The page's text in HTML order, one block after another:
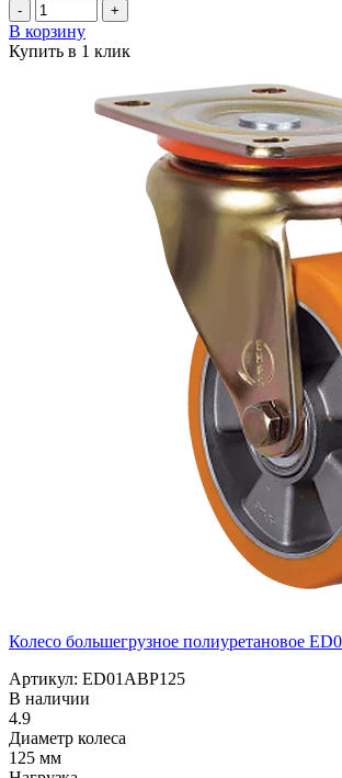
- +
В корзину
Купить в 1 клик
Колесо большегрузное полиуретановое
Артикул: ED01ABP125
В наличии
4.9
Диаметр колеса
125 мм